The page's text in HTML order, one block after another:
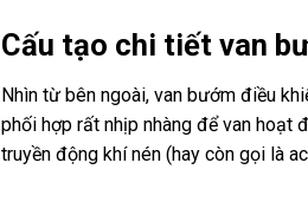
Cấu tạo chi tiết van
Nhìn từ bên ngoài, van bướm điều
phối hợp rất nhịp nhàng để van hoạt
truyền động khí nén (hay còn gọi là